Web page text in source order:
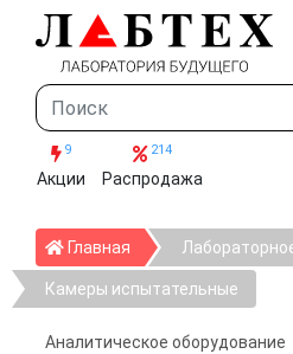
9
Акции
214
Распродажа
Главная Главная
Камеры испытательные
Аналитическое оборудование